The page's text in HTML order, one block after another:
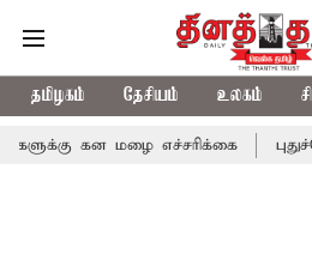
தமிழகம் தேசியம் உலகம்
மழை எச்சரிக்கை புதுச்சேரி